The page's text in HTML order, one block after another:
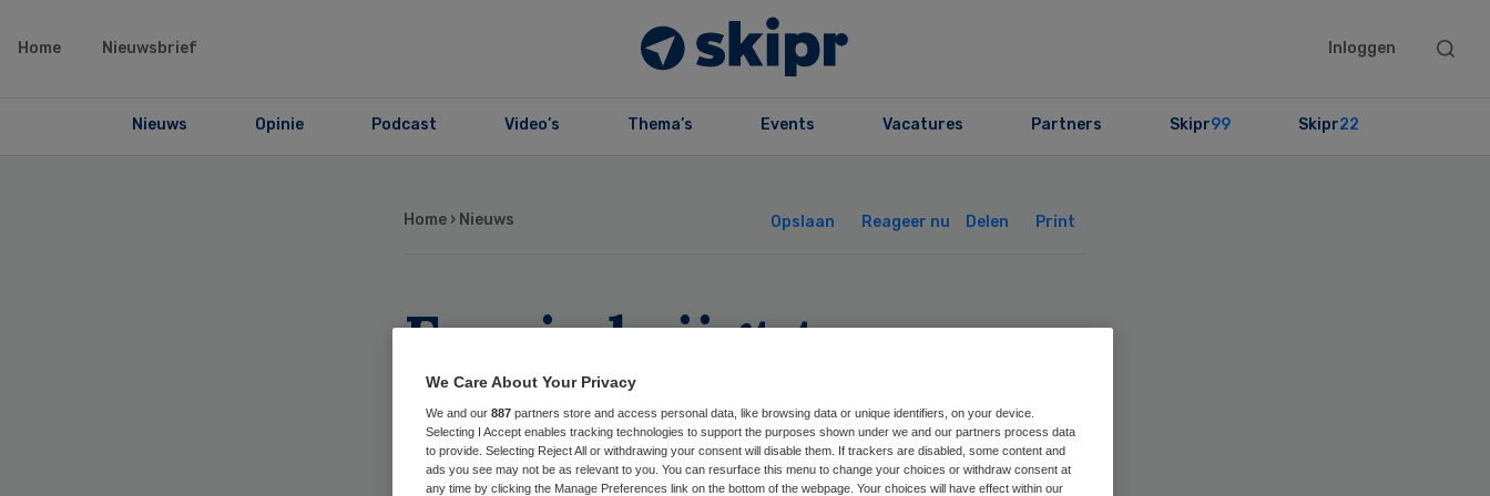
Home Nieuwsbrief Inloggen
Search
Nieuws Opinie Podcast Video’s Thema’s Events Vacatures Partners Skipr99 Skipr22
Home › Nieuws Opslaan Reageer nu Delen Print
Espria krijgt twee
nieuwe
commissarissen
We Care About Your Privacy
We and our 887 partners store and access personal data, like browsing data or unique identifiers, on your device.
Selecting I Accept enables tracking technologies to support the purposes shown under we and our partners process data
to provide. Selecting Reject All or withdrawing your consent will disable them. If trackers are disabled, some content and
ads you see may not be as relevant to you. You can resurface this menu to change your choices or withdraw consent at
any time by clicking the Manage Preferences link on the bottom of the webpage. Your choices will have effect within our